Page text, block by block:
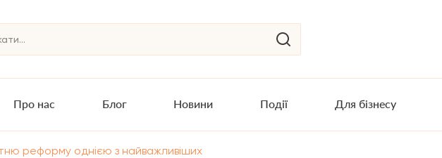
Про нас Блог Новини Події Для бізнесу
реформу однією з найважливіших